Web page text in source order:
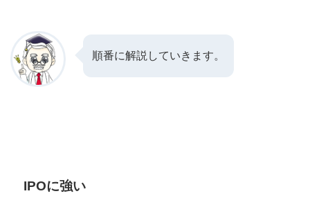
順番に解説していきます。
IPOに強い